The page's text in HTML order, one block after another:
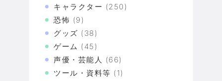
キャラクター (250)
恐怖 (9)
グッズ (38)
ゲーム (45)
声優・芸能人 (66)
ツール・資料等 (1)